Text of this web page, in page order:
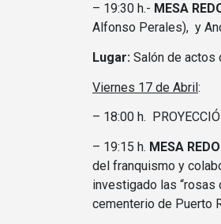
– 19:30 h.- MESA
Alfonso Perales), y
Lugar: Salón de actos
Viernes 17 de Abril:
– 18:00 h.
– 19:15 h. MESA
del franquismo y
investigado las “rosas
cementerio de Puerto